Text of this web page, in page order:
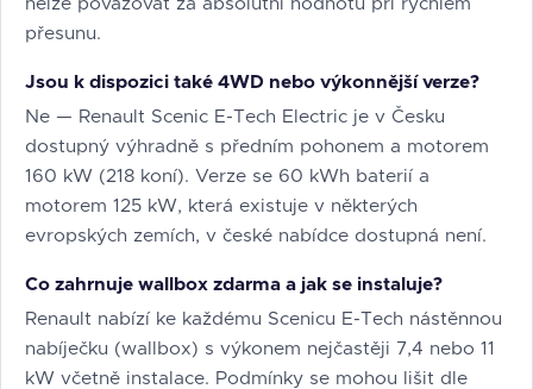
nelze považovat za absolutní hodnotu při rychlém
přesunu.
Jsou k dispozici také 4WD nebo výkonnější verze?
Ne — Renault Scenic E-Tech Electric je v Česku
dostupný výhradně s předním pohonem a motorem
160 kW (218 koní). Verze se 60 kWh baterií a
motorem 125 kW, která existuje v některých
evropských zemích, v české nabídce dostupná není.
Co zahrnuje wallbox zdarma a jak se instaluje?
Renault nabízí ke každému Scenicu E-Tech nástěnnou
nabíječku (wallbox) s výkonem nejčastěji 7,4 nebo 11
kW včetně instalace. Podmínky se mohou lišit dle